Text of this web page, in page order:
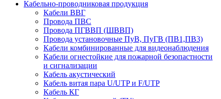
Кабельно-проводниковая продукция
Кабели ВВГ
Провода ПВС
Провода ПГВВП (ШВВП)
Провода установочные ПуВ, ПуГВ (ПВ1,ПВ3)
Кабели комбинированные для видеонаблюдения
Кабели огнестойкие для пожарной безопастности
и сигнализации
Кабель акустический
Кабель витая пара U/UTP и F/UTP
Кабель КГ